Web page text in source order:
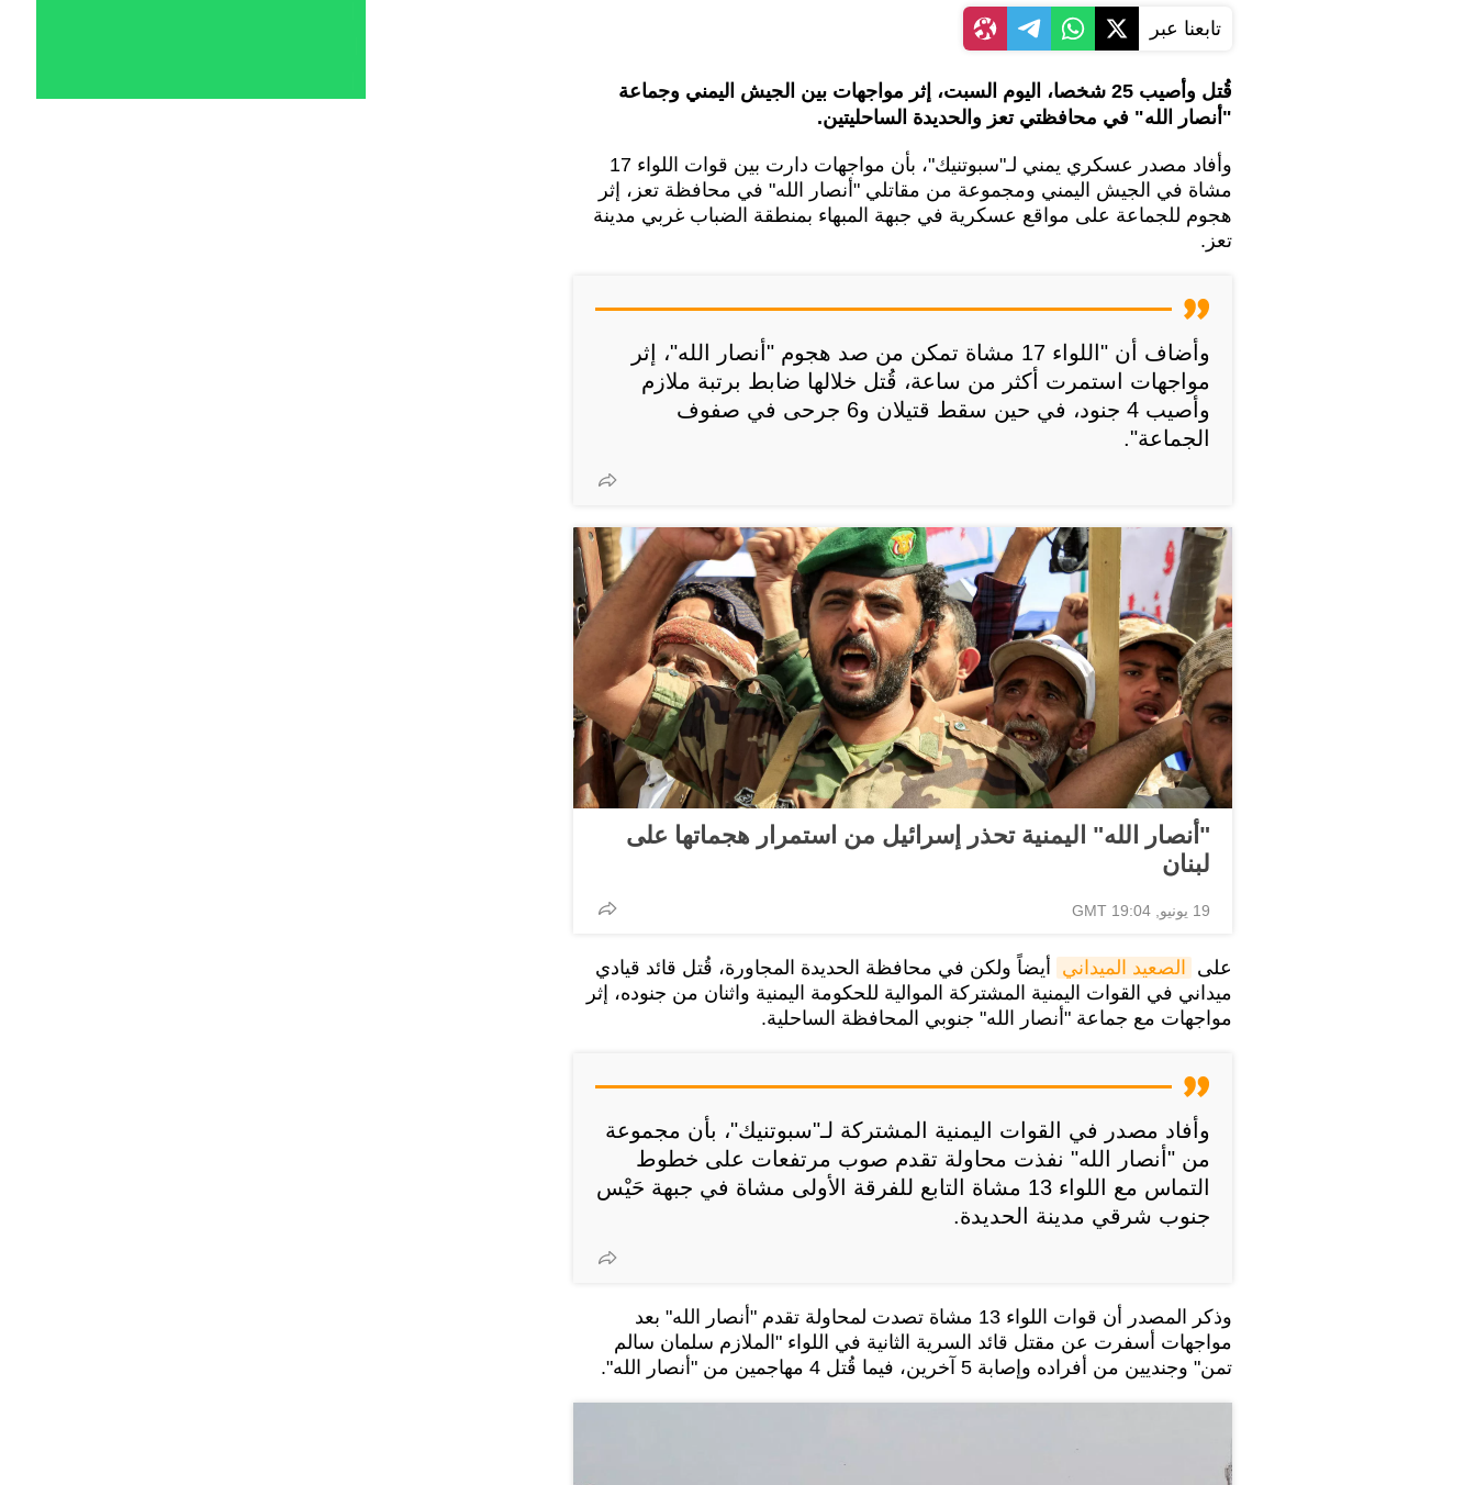
تابعنا عبر
قُتل وأصيب 25 شخصا، اليوم السبت، إثر مواجهات بين الجيش اليمني وجماعة
"أنصار الله" في محافظتي تعز والحديدة الساحليتين.
وأفاد مصدر عسكري يمني لـ"سبوتنيك"، بأن مواجهات دارت بين قوات اللواء 17
مشاة في الجيش اليمني ومجموعة من مقاتلي "أنصار الله" في محافظة تعز، إثر
هجوم للجماعة على مواقع عسكرية في جبهة المبهاء بمنطقة الضباب غربي مدينة
تعز.
وأضاف أن "اللواء 17 مشاة تمكن من صد هجوم "أنصار الله"، إثر
مواجهات استمرت أكثر من ساعة، قُتل خلالها ضابط برتبة ملازم
وأصيب 4 جنود، في حين سقط قتيلان و6 جرحى في صفوف
الجماعة".
"أنصار الله" اليمنية تحذر إسرائيل من استمرار هجماتها على
لبنان
19 يونيو, 19:04 GMT
على الصعيد الميداني أيضاً ولكن في محافظة الحديدة المجاورة، قُتل قائد قيادي
ميداني في القوات اليمنية المشتركة الموالية للحكومة اليمنية واثنان من جنوده، إثر
مواجهات مع جماعة "أنصار الله" جنوبي المحافظة الساحلية.
وأفاد مصدر في القوات اليمنية المشتركة لـ"سبوتنيك"، بأن مجموعة
من "أنصار الله" نفذت محاولة تقدم صوب مرتفعات على خطوط
التماس مع اللواء 13 مشاة التابع للفرقة الأولى مشاة في جبهة حَيْس
جنوب شرقي مدينة الحديدة.
وذكر المصدر أن قوات اللواء 13 مشاة تصدت لمحاولة تقدم "أنصار الله" بعد
مواجهات أسفرت عن مقتل قائد السرية الثانية في اللواء "الملازم سلمان سالم
تمن" وجنديين من أفراده وإصابة 5 آخرين، فيما قُتل 4 مهاجمين من "أنصار الله".